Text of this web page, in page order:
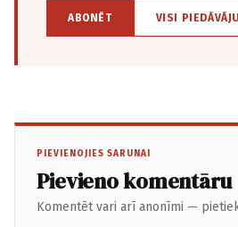
ABONĒT VISI
PIEVIENOJIES SARUNAI
Pievieno komentāru
Komentēt vari arī anonīmi —